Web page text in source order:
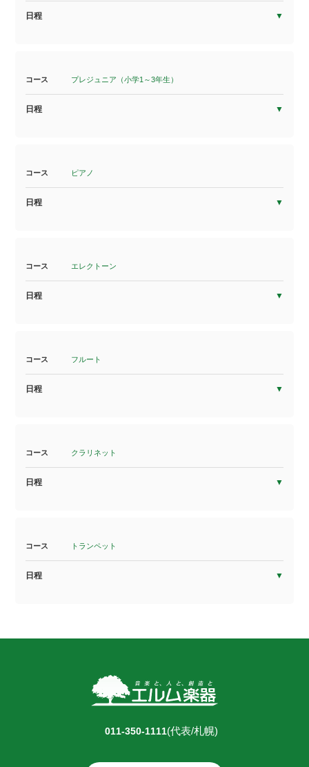
日程
コース プレジュニア（小学1～3年生）
日程
コース ピアノ
日程
コース エレクトーン
日程
コース フルート
日程
コース クラリネット
日程
コース トランペット
日程
011-350-1111(代表/札幌)